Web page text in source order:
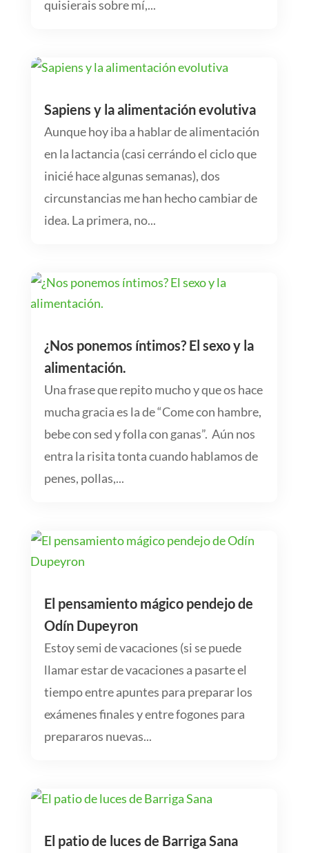
quisierais sobre mí,...
Sapiens y la alimentación evolutiva
Aunque hoy iba a hablar de alimentación
en la lactancia (casi cerrándo el ciclo que
inicié hace algunas semanas), dos
circunstancias me han hecho cambiar de
idea. La primera, no...
¿Nos ponemos íntimos? El sexo y la
alimentación.
Una frase que repito mucho y que os hace
mucha gracia es la de “Come con hambre,
bebe con sed y folla con ganas”. Aún nos
entra la risita tonta cuando hablamos de
penes, pollas,...
El pensamiento mágico pendejo de
Odín Dupeyron
Estoy semi de vacaciones (si se puede
llamar estar de vacaciones a pasarte el
tiempo entre apuntes para preparar los
exámenes finales y entre fogones para
prepararos nuevas...
El patio de luces de Barriga Sana